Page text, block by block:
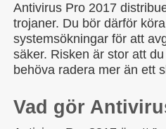
Antivirus Pro 2017
trojaner. Du bör därför
systemsökningar för att
säker. Risken är stor att
behöva radera mer än ett
Vad gör